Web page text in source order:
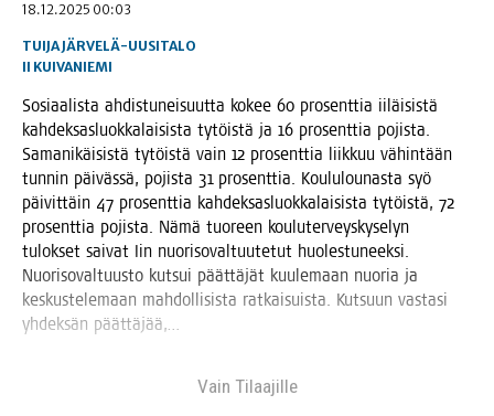
18.12.2025 00:03
TUIJA JÄRVELÄ-UUSITALO
II KUIVANIEMI
Sosi­aa­lis­ta ahdis­tu­nei­suut­ta kokee 60 pro­sent­tia iiläi­sis­tä
kah­dek­sas­luok­ka­lai­sis­ta tytöis­tä ja 16 pro­sent­tia pojis­ta.
Sama­ni­käi­sis­tä tytöis­tä vain 12 pro­sent­tia liik­kuu vähin­tään
tun­nin päi­väs­sä, pojis­ta 31 pro­sent­tia. Kou­lu­lou­nas­ta syö
päi­vit­täin 47 pro­sent­tia kah­dek­sas­luok­ka­lai­sis­ta tytöis­tä, 72
pro­sent­tia pojis­ta. Nämä tuo­reen kou­lu­ter­veys­ky­se­lyn
tulok­set sai­vat Iin nuo­ri­so­val­tuu­te­tut huo­les­tu­neek­si.
Nuo­ri­so­val­tuus­to kut­sui päät­tä­jät kuu­le­maan nuo­ria ja
kes­kus­te­le­maan mah­dol­li­sis­ta rat­kai­suis­ta. Kut­suun vas­ta­si
yhdek­sän päättäjää,…
Vain Tilaa­jil­le